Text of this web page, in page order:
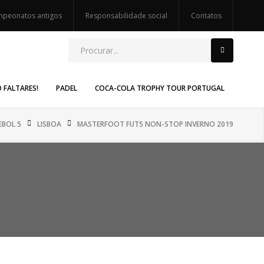
antigos Responsabilidade social Contatos
FALTARES! PADEL COCA-COLA TROPHY TOUR PORTUGAL
5 LISBOA MASTERFOOT FUT5 NON-STOP INVERNO 2019